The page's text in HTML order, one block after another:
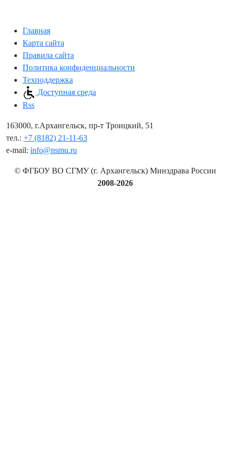
Главная
Карта сайта
Правила сайта
Политика конфиденциальности
Техподдержка
Доступная среда
Rss
163000, г.Архангельск, пр-т Троицкий, 51
тел.: +7 (8182) 21-11-63
e-mail: info@nsmu.ru
© ФГБОУ ВО СГМУ (г. Архангельск) Минздрава России
2008-2026